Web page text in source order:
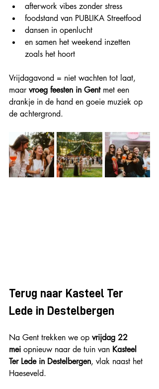
afterwork vibes zonder stress
foodstand van PUBLIKA Streetfood
dansen in openlucht
en samen het weekend inzetten
zoals het hoort
Vrijdagavond = niet wachten tot laat,
maar vroeg feesten in Gent met een
drankje in de hand en goeie muziek op
de achtergrond.
Terug naar Kasteel Ter
Lede in Destelbergen
Na Gent trekken we op vrijdag 22
mei opnieuw naar de tuin van Kasteel
Ter Lede in Destelbergen, vlak naast het
Haeseveld.